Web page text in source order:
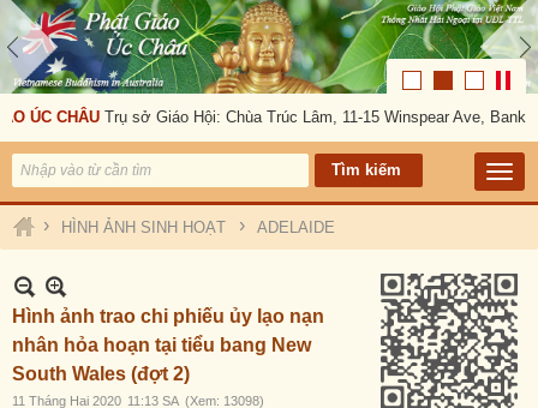
ÚC CHÂU Trụ sở Giáo Hội: Chùa Trúc Lâm, 11-15 Winspear Ave,
› HÌNH ẢNH SINH HOẠT › ADELAIDE
Hình ảnh trao chi phiếu ủy lạo nạn
nhân hỏa hoạn tại tiểu bang New
South Wales (đợt 2)
11 Tháng Hai 2020 11:13 SA (Xem: 13098)